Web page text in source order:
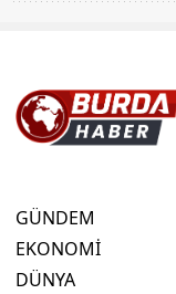
GÜNDEM
EKONOMİ
DÜNYA